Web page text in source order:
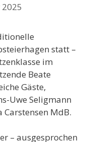
statt –
im
Beate
Gäste,
Uwe Seligmann
MdB.
– ausgesprochen